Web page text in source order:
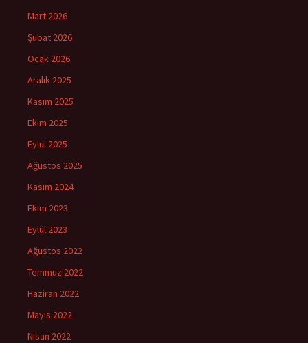
Mart 2026
Şubat 2026
Ocak 2026
Aralık 2025
Kasım 2025
Ekim 2025
Eylül 2025
Ağustos 2025
Kasım 2024
Ekim 2023
Eylül 2023
Ağustos 2022
Temmuz 2022
Haziran 2022
Mayıs 2022
Nisan 2022